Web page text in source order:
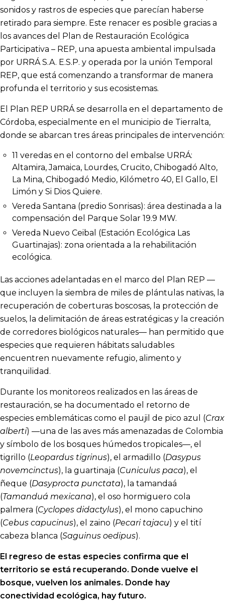
sonidos y rastros de especies que parecían haberse
retirado para siempre. Este renacer es posible gracias a
los avances del Plan de Restauración Ecológica
Participativa – REP, una apuesta ambiental impulsada
por URRÁ S.A. E.S.P. y operada por la unión Temporal
REP, que está comenzando a transformar de manera
profunda el territorio y sus ecosistemas.
El Plan REP URRÁ se desarrolla en el departamento de
Córdoba, especialmente en el municipio de Tierralta,
donde se abarcan tres áreas principales de intervención:
11 veredas en el contorno del embalse URRÁ:
Altamira, Jamaica, Lourdes, Crucito, Chibogadó Alto,
La Mina, Chibogadó Medio, Kilómetro 40, El Gallo, El
Limón y Si Dios Quiere.
Vereda Santana (predio Sonrisas): área destinada a la
compensación del Parque Solar 19.9 MW.
Vereda Nuevo Ceibal (Estación Ecológica Las
Guartinajas): zona orientada a la rehabilitación
ecológica.
Las acciones adelantadas en el marco del Plan REP —
que incluyen la siembra de miles de plántulas nativas, la
recuperación de coberturas boscosas, la protección de
suelos, la delimitación de áreas estratégicas y la creación
de corredores biológicos naturales— han permitido que
especies que requieren hábitats saludables
encuentren nuevamente refugio, alimento y
tranquilidad.
Durante los monitoreos realizados en las áreas de
restauración, se ha documentado el retorno de
especies emblemáticas como el paujil de pico azul (Crax
alberti) —una de las aves más amenazadas de Colombia
y símbolo de los bosques húmedos tropicales—, el
tigrillo (Leopardus tigrinus), el armadillo (Dasypus
novemcinctus), la guartinaja (Cuniculus paca), el
ñeque (Dasyprocta punctata), la tamandaá
(Tamanduá mexicana), el oso hormiguero cola
palmera (Cyclopes didactylus), el mono capuchino
(Cebus capucinus), el zaino (Pecari tajacu) y el tití
cabeza blanca (Saguinus oedipus).
El regreso de estas especies confirma que el
territorio se está recuperando. Donde vuelve el
bosque, vuelven los animales. Donde hay
conectividad ecológica, hay futuro.